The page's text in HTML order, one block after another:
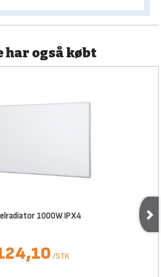
har også købt
elradiator 1000W IPX4
/STK